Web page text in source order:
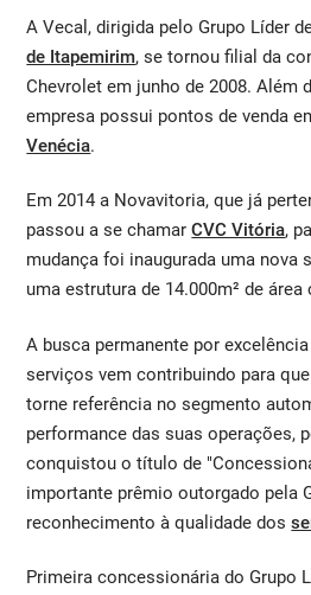
A Vecal, dirigida pelo Grupo Líder
de Itapemirim, se tornou filial da
Chevrolet em junho de 2008. Além
empresa possui pontos de venda
Venécia.
Em 2014 a Novavitoria, que já
passou a se chamarCVC Vitória,
mudança foi inaugurada uma nova
uma estrutura de 14.000m² de área
A busca permanente por
serviços vem contribuindo para
torne referência no segmento
performance das suas operações,
conquistou o título de
importante prêmio outorgado pela
reconhecimento à qualidade dos
Primeira concessionária do Grupo